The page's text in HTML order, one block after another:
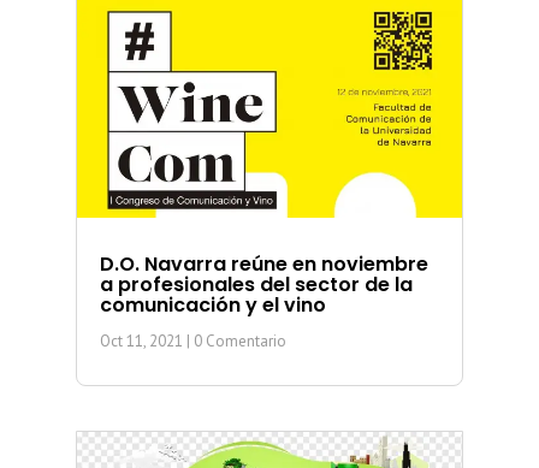
D.O. Navarra reúne en noviembre
a profesionales del sector de la
comunicación y el vino
Oct 11, 2021 | 0 Comentario